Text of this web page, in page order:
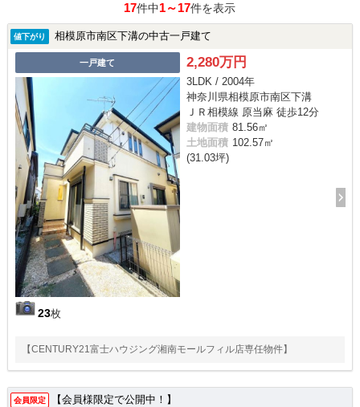
17件中1～17件を表示
値下がり 相模原市南区下溝の中古一戸建て
一戸建て
23枚
2,280万円
3LDK / 2004年
神奈川県相模原市南区下溝
ＪＲ相模線 原当麻 徒歩12分
建物面積 81.56㎡
土地面積 102.57㎡
(31.03坪)
【CENTURY21富士ハウジング湘南モールフィル店専任物件】
会員限定 【会員様限定で公開中！】